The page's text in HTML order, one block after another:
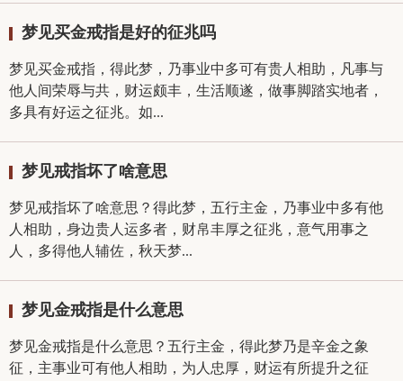
梦见买金戒指是好的征兆吗
梦见买金戒指，得此梦，乃事业中多可有贵人相助，凡事与
他人间荣辱与共，财运颇丰，生活顺遂，做事脚踏实地者，
多具有好运之征兆。如...
梦见戒指坏了啥意思
梦见戒指坏了啥意思？得此梦，五行主金，乃事业中多有他
人相助，身边贵人运多者，财帛丰厚之征兆，意气用事之
人，多得他人辅佐，秋天梦...
梦见金戒指是什么意思
梦见金戒指是什么意思？五行主金，得此梦乃是辛金之象
征，主事业可有他人相助，为人忠厚，财运有所提升之征